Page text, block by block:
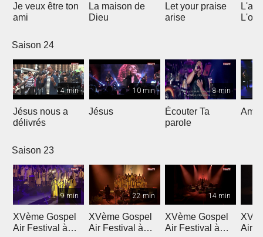
Je veux être ton
ami
La maison de
Dieu
Let your praise
arise
Saison 24
4 min
Jésus nous a
délivrés
10 min
Jésus
8 min
Écouter Ta
parole
Ami
Saison 23
9 min
XVème Gospel
Air Festival à
22 min
XVème Gospel
Air Festival à
14 min
XVème Gospel
Air Festival à
Air